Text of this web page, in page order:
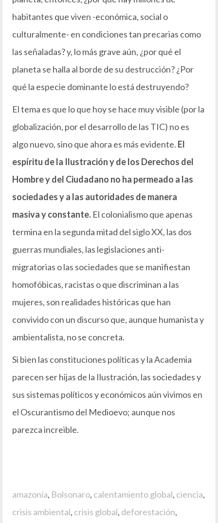
habitantes que viven -económica, social o
culturalmente- en condiciones tan precarias como
las señaladas? y, lo más grave aún, ¿por qué el
planeta se halla al borde de su destrucción? ¿Por
qué la especie dominante lo está destruyendo?
El tema es que lo que hoy se hace muy visible (por la
globalización, por el desarrollo de las TIC) no es
algo nuevo, sino que ahora es más evidente. El
espíritu de la Ilustración y de los Derechos del
Hombre y del Ciudadano no ha permeado a las
sociedades y a las autoridades de manera
masiva y constante. El colonialismo que apenas
termina en la segunda mitad del siglo XX, las dos
guerras mundiales, las legislaciones anti-
migratorias o las sociedades que se manifiestan
homofóbicas, racistas o que discriminan a las
mujeres, son realidades históricas que han
convivido con un discurso que, aunque humanista y
ambientalista, no se concreta.
Si bien las constituciones políticas y la Academia
parecen ser hijas de la Ilustración, las sociedades y
sus sistemas políticos y económicos aún vivimos en
el Oscurantismo del Medioevo; aunque nos
parezca increible.
amazonía, Bolsonaro, calentamiento global, ciencia,
crisis ambiental, crisis global, deforestación,